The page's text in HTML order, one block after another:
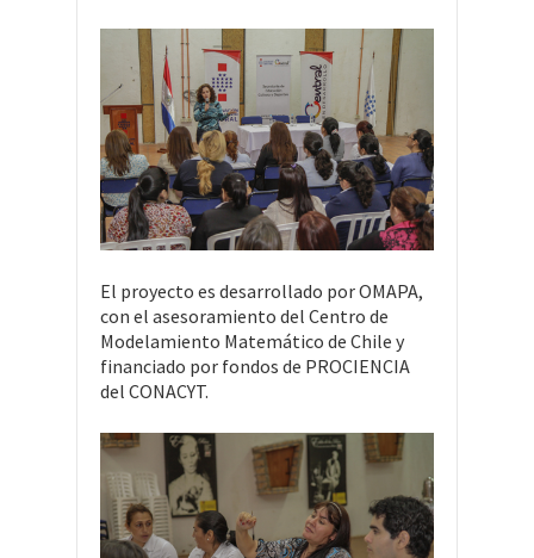
El proyecto es desarrollado por OMAPA,
con el asesoramiento del Centro de
Modelamiento Matemático de Chile y
financiado por fondos de PROCIENCIA
del CONACYT.